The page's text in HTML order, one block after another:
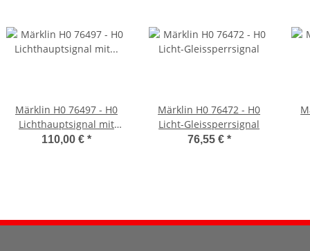
Märklin H0 76497 - H0
Lichthauptsignal mit
Lichtvorsignal
110,00 € *
Märklin H0 76472 - H0
Licht-Gleissperrsignal
76,55 € *